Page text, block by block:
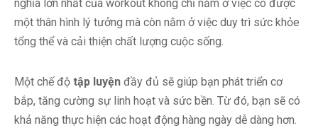
nghĩa lớn nhất của workout không chỉ nằm ở việc có được
một thân hình lý tưởng mà còn nằm ở việc duy trì sức khỏe
tổng thể và cải thiện chất lượng cuộc sống.
Một chế độ tập luyện đầy đủ sẽ giúp bạn phát triển cơ
bắp, tăng cường sự linh hoạt và sức bền. Từ đó, bạn sẽ có
khả năng thực hiện các hoạt động hàng ngày dễ dàng hơn.